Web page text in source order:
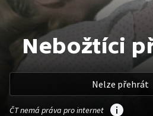
Nebožtíci
Nelze přehrát
ČT nemá práva pro internet